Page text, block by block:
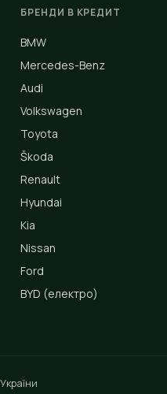
БРЕНДИ В КРЕДИТ
BMW
Mercedes-Benz
Audi
Volkswagen
Toyota
Škoda
Renault
Hyundai
Kia
Nissan
Ford
BYD (електро)